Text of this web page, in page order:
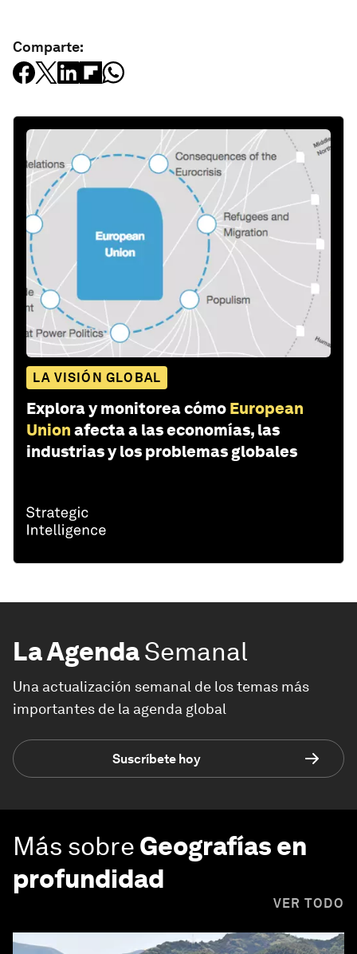
Comparte:
LA VISIÓN GLOBAL
Explora y monitorea cómo European
Union afecta a las economías, las
industrias y los problemas globales
La AgendaSemanal
Una actualización semanal de los temas más
importantes de la agenda global
Suscríbete hoy
Más sobre Geografías en
profundidad
VER TODO